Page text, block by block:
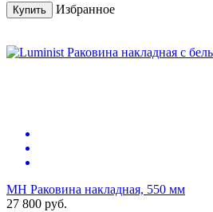
Купить Избранное
МН Раковина накладная, 550 мм
27 800 руб.